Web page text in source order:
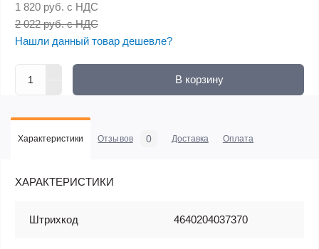
1 820 руб. с НДС
2 022 руб. с НДС
Нашли данный товар дешевле?
В корзину
Характеристики Отзывов 0 Доставка Оплата
ХАРАКТЕРИСТИКИ
Штрихкод 4640204037370